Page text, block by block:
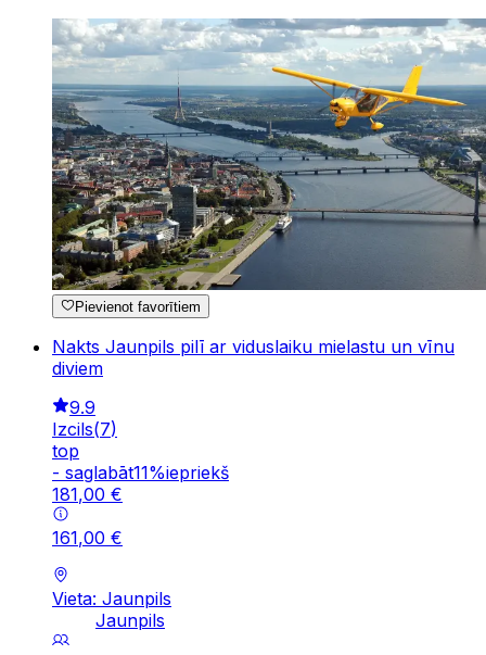
Pievienot favorītiem
Nakts Jaunpils pilī ar viduslaiku mielastu un vīnu
diviem
9.9
Izcils(7)
top
- saglabāt11%iepriekš
181,00 €
161,00 €
Vieta: Jaunpils
Jaunpils